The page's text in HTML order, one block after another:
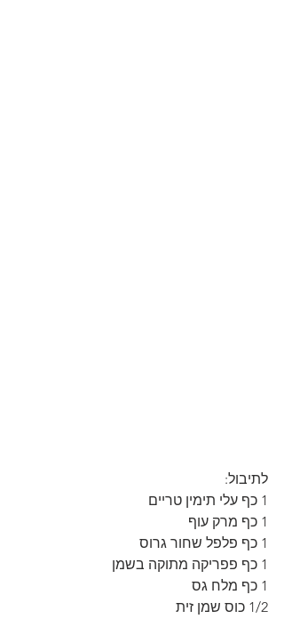
לתיבול:
1 כף עלי תימין טריים
1 כף מרק עוף
1 כף פלפל שחור גרוס
1 כף פפריקה מתוקה בשמן
1 כף מלח גס
1/2 כוס שמן זית